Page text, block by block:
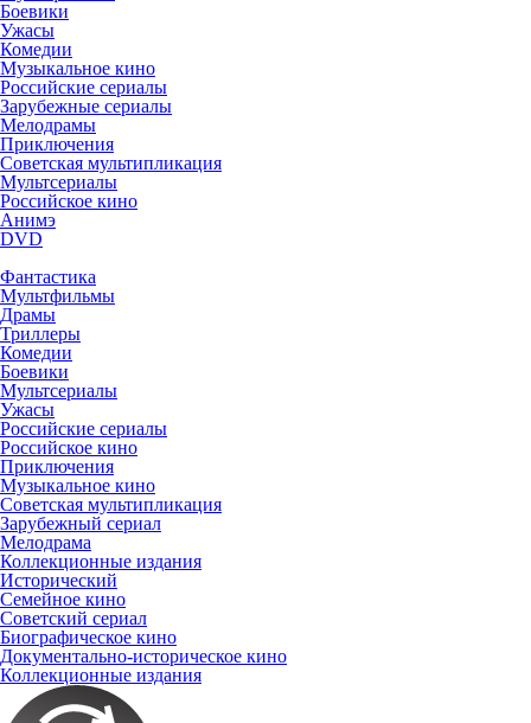
Боевики
Ужасы
Комедии
Музыкальное кино
Российские сериалы
Зарубежные сериалы
Мелодрамы
Приключения
Советская мультипликация
Мультсериалы
Российское кино
Анимэ
DVD
Фантастика
Мультфильмы
Драмы
Триллеры
Комедии
Боевики
Мультсериалы
Ужасы
Российские сериалы
Российское кино
Приключения
Музыкальное кино
Советская мультипликация
Зарубежный сериал
Мелодрама
Коллекционные издания
Исторический
Семейное кино
Советский сериал
Биографическое кино
Документально-историческое кино
Коллекционные издания